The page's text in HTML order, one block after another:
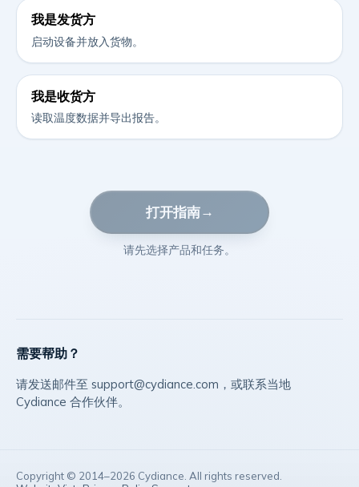
我是发货方
启动设备并放入货物。
我是收货方
读取温度数据并导出报告。
打开指南→
请先选择产品和任务。
需要帮助？
请发送邮件至 support@cydiance.com，或联系当地
Cydiance 合作伙伴。
Copyright © 2014–2026 Cydiance. All rights reserved.